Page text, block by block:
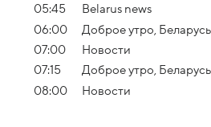
05:45
Belarus news
06:00
Доброе утро,
07:00
Новости
07:15
Доброе утро,
08:00
Новости